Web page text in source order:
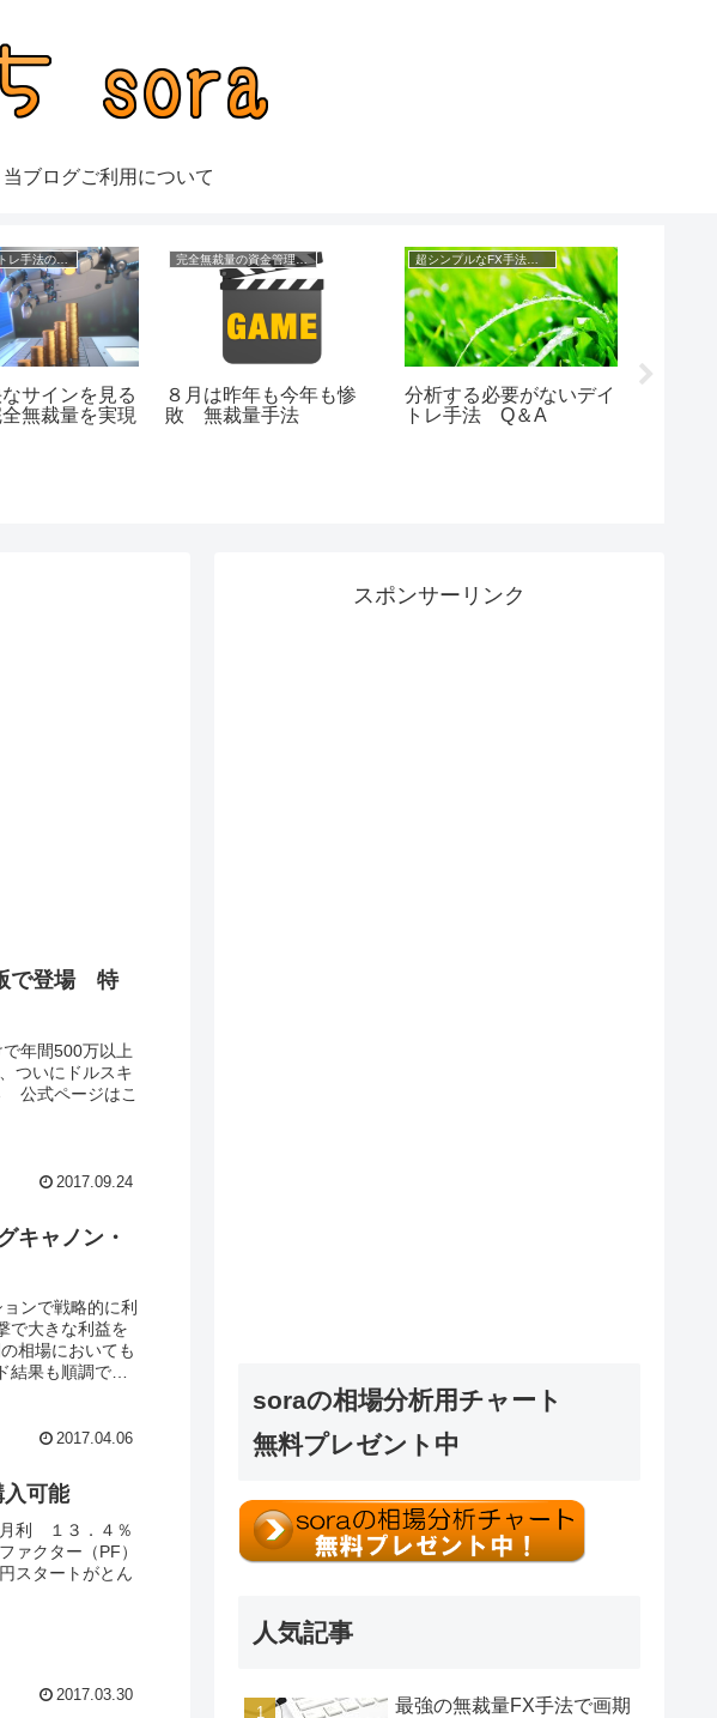
当ブログご利用について
超簡単デイトレ手法の成績
サインを見る
無裁量を実現
完全無裁量の資金管理FX
８月は昨年も今年も惨
敗 無裁量手法
超シンプルなFX手法 １日１回１分のデイトレ手法公開
分析する必要がないデイ
トレ手法 Q＆A
で登場 特
年間500万以上
ついにドルスキ
公式ページはこ
2017.09.24
キャノン・
ンで戦略的に利
で大きな利益を
相場においても
結果も順調で
2017.04.06
可能
利 １３．４％
ァクター（PF）
スタートがとん
2017.03.30
スポンサーリンク
soraの相場分析用チャート
無料プレゼント中
人気記事
最強の無裁量FX手法で画期